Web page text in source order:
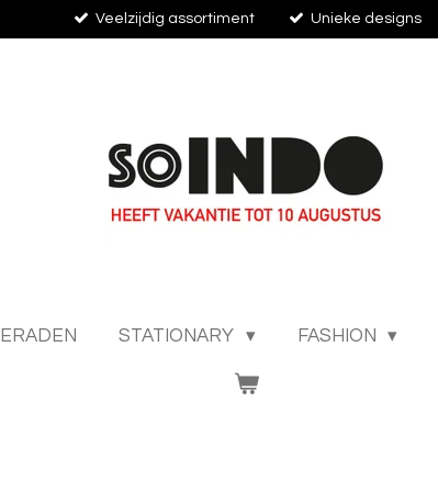
Veelzijdig assortiment Unieke designs
STATIONARY FASHION